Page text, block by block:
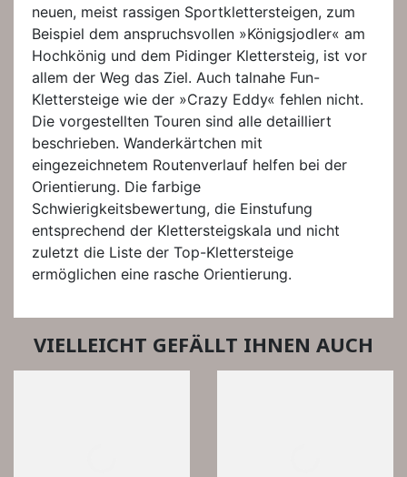
neuen, meist rassigen Sportklettersteigen, zum
Beispiel dem anspruchsvollen »Königsjodler« am
Hochkönig und dem Pidinger Klettersteig, ist vor
allem der Weg das Ziel. Auch talnahe Fun-
Klettersteige wie der »Crazy Eddy« fehlen nicht.
Die vorgestellten Touren sind alle detailliert
beschrieben. Wanderkärtchen mit
eingezeichnetem Routenverlauf helfen bei der
Orientierung. Die farbige
Schwierigkeitsbewertung, die Einstufung
entsprechend der Klettersteigskala und nicht
zuletzt die Liste der Top-Klettersteige
ermöglichen eine rasche Orientierung.
VIELLEICHT GEFÄLLT IHNEN AUCH